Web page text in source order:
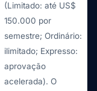
(Limitado: até US$
150.000 por
semestre; Ordinário:
ilimitado; Expresso:
aprovação
acelerada). O